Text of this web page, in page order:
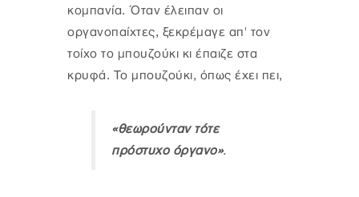
κομπανία. Όταν έλειπαν οι
οργανοπαίχτες, ξεκρέμαγε απ' τον
τοίχο το μπουζούκι κι έπαιζε στα
κρυφά. Το μπουζούκι, όπως έχει πει,
«θεωρούνταν τότε
πρόστυχο όργανο».